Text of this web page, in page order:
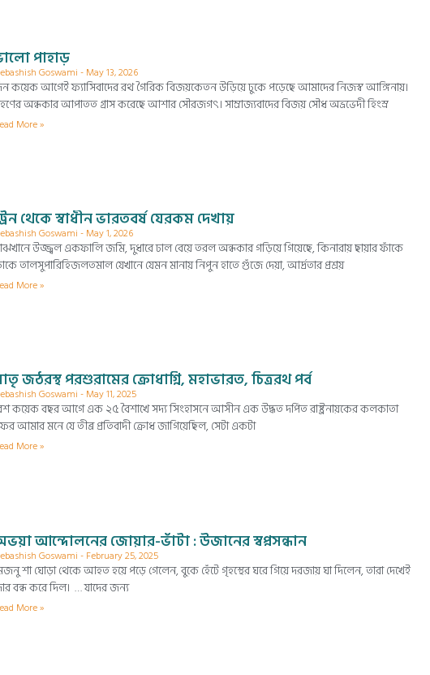
পাহাড়
Goswami May 13, 2026
কয়েক আগেই ফ্যাসিবাদের রথ গৈরিক বিজয়কেতন উড়িয়ে ঢুকে পড়েছে আমাদের নিজস্ব আঙ্গিনায়।
অন্ধকার আপাতত গ্রাস করেছে আশার সৌরজগৎ। সাম্রাজ্যবাদের বিজয় সৌধ অভ্রভেদী হিংস্র
More »
থেকে স্বাধীন ভারতবর্ষ যেরকম দেখায়
Goswami May 1, 2026
উজ্জ্বল একফালি জমি, দুধারে ঢাল বেয়ে তরল অন্ধকার গড়িয়ে গিয়েছে, কিনারায় ছায়ার ফাঁকে
তালসুপারিহিজলতমাল যেখানে যেমন মানায় নিপুন হাতে গুঁজে দেয়া, আর্দ্রতার প্রশ্রয়
More »
জঠরস্থ পরশুরামের ক্রোধাগ্নি, মহাভারত, চিত্ররথ পর্ব
Goswami May 11, 2025
কয়েক বছর আগে এক ২৫ বৈশাখে সদ্য সিংহাসনে আসীন এক উদ্ধত দর্পিত রাষ্ট্রনায়কের কলকাতা
আমার মনে যে তীব্র প্রতিবাদী ক্রোধ জাগিয়েছিল, সেটা একটা
More »
আন্দোলনের জোয়ার-ভাঁটা : উজানের স্বপ্নসন্ধান
Goswami February 25, 2025
শা ঘোড়া থেকে আহত হয়ে পড়ে গেলেন, বুকে হেঁটে গৃহস্থের ঘরে গিয়ে দরজায় ঘা দিলেন, তারা দেখেই
বন্ধ করে দিল। … যাদের জন্য
More »